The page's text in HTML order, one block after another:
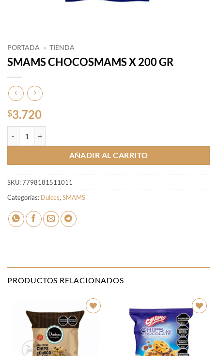
PORTADA » TIENDA
SMAMS CHOCOSMAMS X 200 GR
$3.720
AÑADIR AL CARRITO
SKU:7798181511011
Categorías: Dulces,SMAMS
PRODUCTOS RELACIONADOS
Añadir
Añadir
lista de
deseos